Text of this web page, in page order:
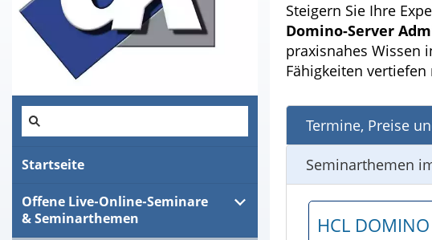
Startseite
Offene Live-Online-Seminare
& Seminarthemen
Steigern Sie Ihre
Domino-Server
praxisnahes Wissen
Fähigkeiten
Termine, Preise
Seminarthemen
HCL DOMINO